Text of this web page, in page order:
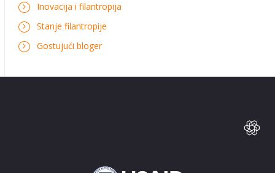
Inovacija i filantropija
Stanje filantropije
Gostujući bloger